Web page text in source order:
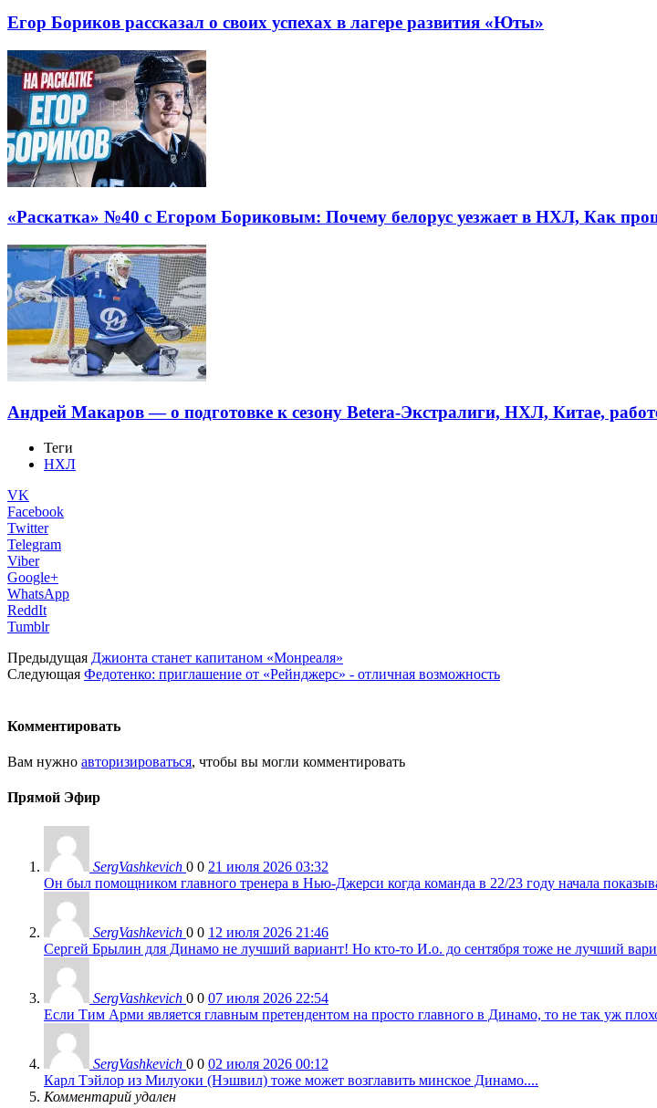
Егор Бориков рассказал о своих успехах в лагере развития «Юты»
«Раскатка» №40 с Егором Бориковым: Почему белорус уезжает в НХЛ, Как
Андрей Макаров — о подготовке к сезону Betera-Экстралиги, НХЛ, Китае,
Теги
НХЛ
VK
Facebook
Twitter
Telegram
Viber
Google+
WhatsApp
ReddIt
Tumblr
Предыдущая Джионта станет капитаном «Монреаля»
Следующая Федотенко: приглашение от «Рейнджерс» - отличная возможность
Комментировать
Вам нужно авторизироваться, чтобы вы могли комментировать
Прямой Эфир
SergVashkevich 0 0 21 июля 2026 03:32
Он был помощником главного тренера в Нью-Джерси когда команда в 22/23 году начала
SergVashkevich 0 0 12 июля 2026 21:46
Сергей Брылин для Динамо не лучший вариант! Но кто-то И.о. до сентября тоже не лучший
SergVashkevich 0 0 07 июля 2026 22:54
Если Тим Арми является главным претендентом на просто главного в Динамо, то не так уж
SergVashkevich 0 0 02 июля 2026 00:12
Карл Тэйлор из Милуоки (Нэшвил) тоже может возглавить минское Динамо....
Комментарий удален